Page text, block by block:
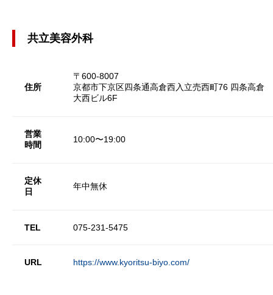
共立美容外科
住所
〒600-8007
京都市下京区四条通高倉西入立売西町76 四条高倉
大西ビル6F
営業
時間
10:00〜19:00
定休
日
年中無休
TEL 075-231-5475
URL https://www.kyoritsu-biyo.com/